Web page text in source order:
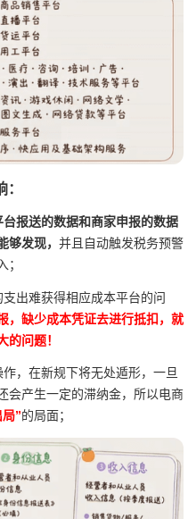
报送的数据和商家申报的数据
够发现， 并且自动触发税务预警
出难获得相应成本平台的问
，缺少成本凭证去进行抵扣，就
的问题！
，在新规下将无处遁形，一旦
会产生一定的滞纳金，所以电商
”的局面；